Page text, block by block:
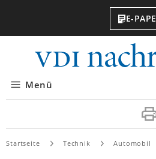
E-
Menü
Startseite Technik Automobil